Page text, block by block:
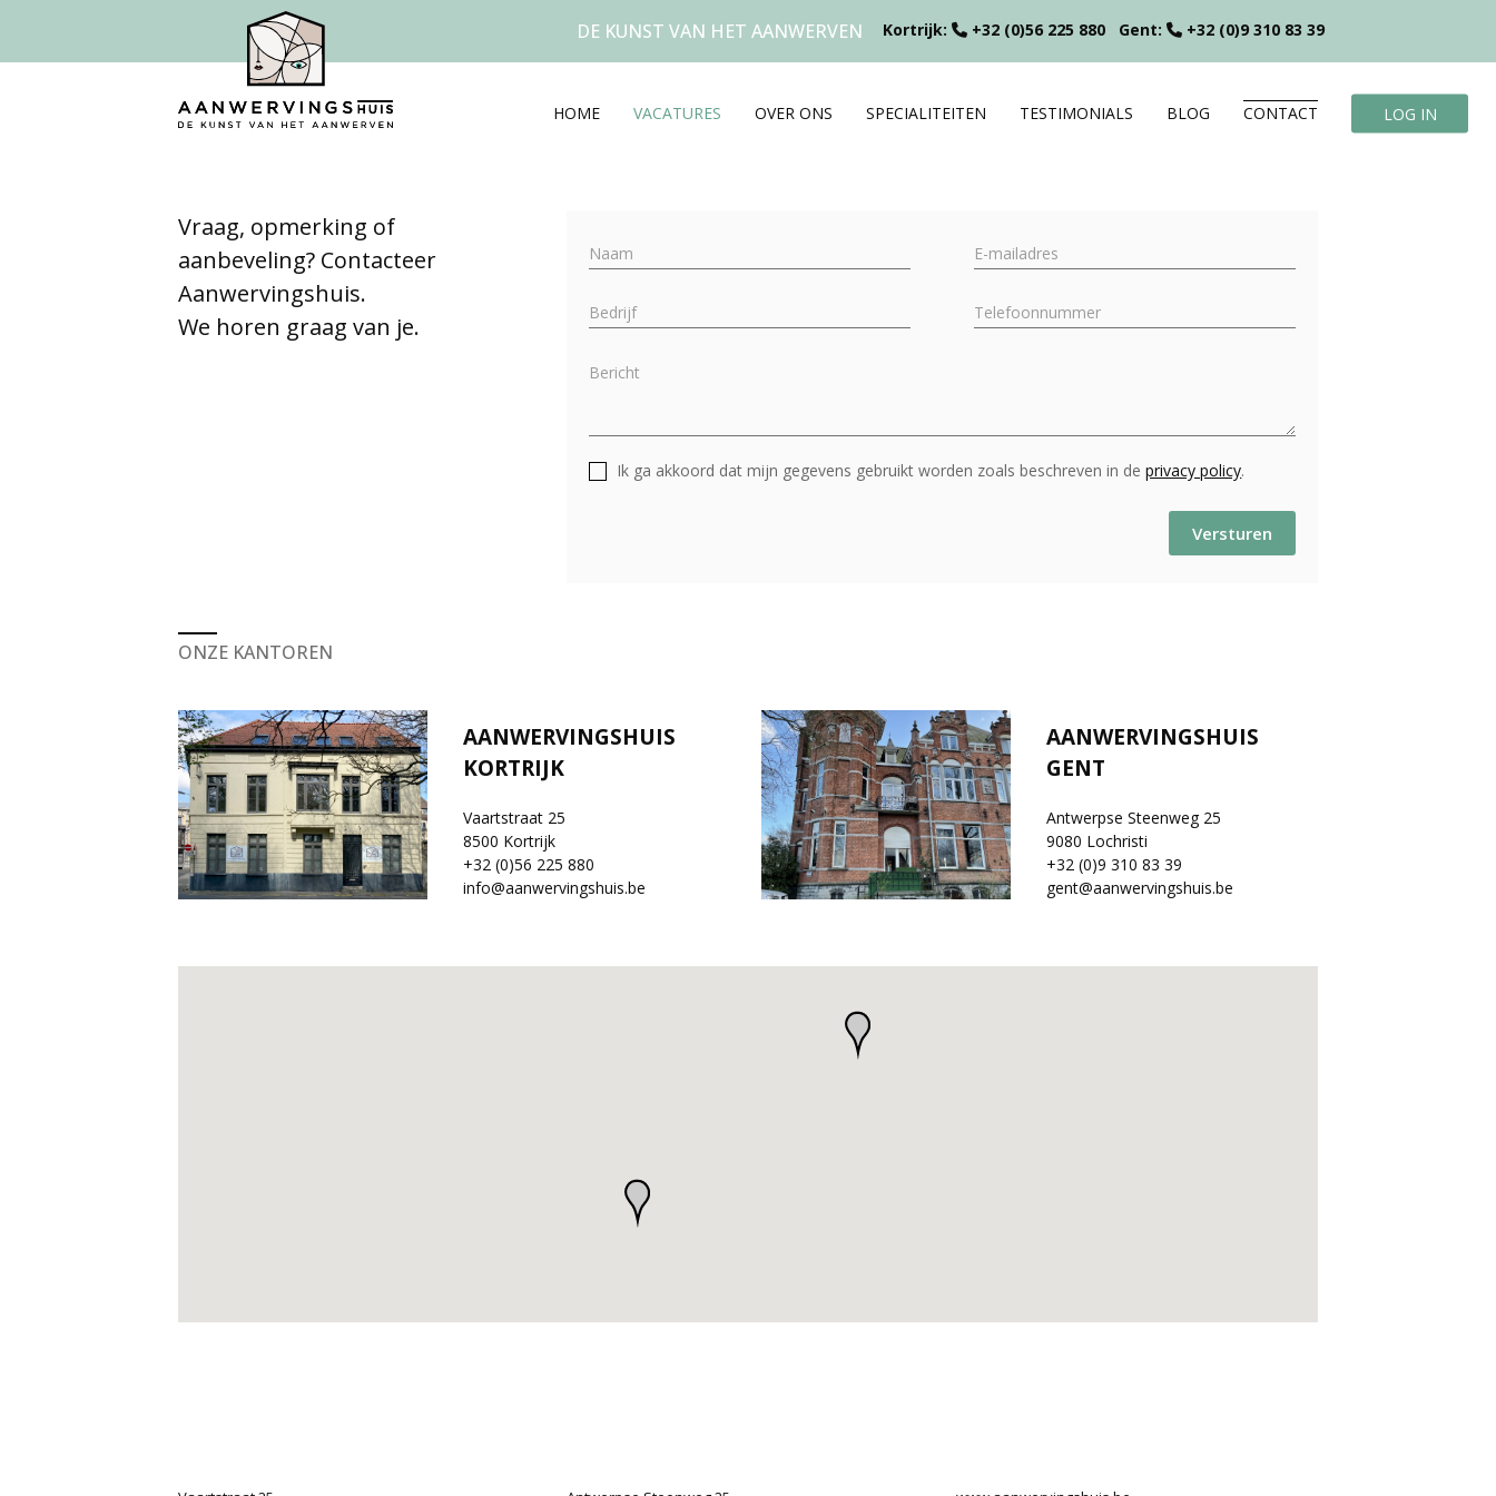
DE KUNST VAN HET AANWERVEN Kortrijk: +32 (0)56 225 880 Gent: +32 (0)9 310 83 39
HOME VACATURES OVER ONS SPECIALITEITEN TESTIMONIALS BLOG CONTACT LOG IN
Vraag, opmerking of
aanbeveling? Contacteer
Aanwervingshuis.
We horen graag van je.
Ik ga akkoord dat mijn gegevens gebruikt worden zoals beschreven in deprivacy policy.
Versturen
ONZE KANTOREN
AANWERVINGSHUIS
KORTRIJK
Vaartstraat 25
8500 Kortrijk
+32 (0)56 225 880
info@aanwervingshuis.be
AANWERVINGSHUIS
GENT
Antwerpse Steenweg 25
9080 Lochristi
+32 (0)9 310 83 39
gent@aanwervingshuis.be